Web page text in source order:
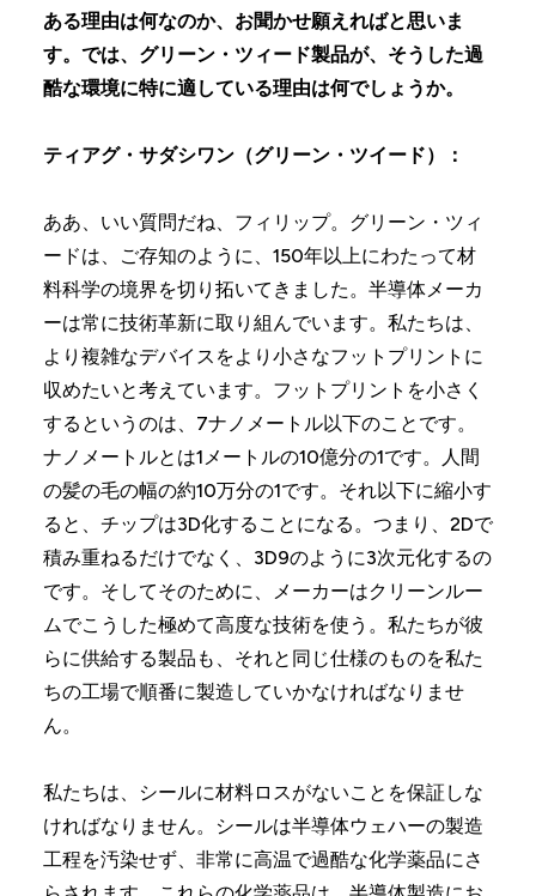
ある理由は何なのか、お聞かせ願えればと思いま
す。では、グリーン・ツィード製品が、そうした過
酷な環境に特に適している理由は何でしょうか。
ティアグ・サダシワン（グリーン・ツイード）：
ああ、いい質問だね、フィリップ。グリーン・ツィ
ードは、ご存知のように、150年以上にわたって材
料科学の境界を切り拓いてきました。半導体メーカ
ーは常に技術革新に取り組んでいます。私たちは、
より複雑なデバイスをより小さなフットプリントに
収めたいと考えています。フットプリントを小さく
するというのは、7ナノメートル以下のことです。
ナノメートルとは1メートルの10億分の1です。人間
の髪の毛の幅の約10万分の1です。それ以下に縮小す
ると、チップは3D化することになる。つまり、2Dで
積み重ねるだけでなく、3D9のように3次元化するの
です。そしてそのために、メーカーはクリーンルー
ムでこうした極めて高度な技術を使う。私たちが彼
らに供給する製品も、それと同じ仕様のものを私た
ちの工場で順番に製造していかなければなりませ
ん。
私たちは、シールに材料ロスがないことを保証しな
ければなりません。シールは半導体ウェハーの製造
工程を汚染せず、非常に高温で過酷な化学薬品にさ